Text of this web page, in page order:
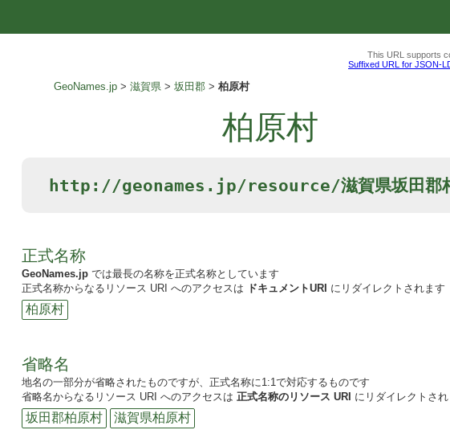
This URL supports
Suffixed URL for JSON-
GeoNames.jp 滋賀県 坂田郡 柏原村
柏原村
http://geonames.jp/resource/滋賀県坂田郡
正式名称
GeoNames.jp では最長の名称を正式名称としています
正式名称からなるリソース URI へのアクセスは ドキュメントURI にリダイレクトされます
柏原村
省略名
地名の一部分が省略されたものですが、正式名称に1:1で対応するものです
省略名からなるリソース URI へのアクセスは 正式名称のリソース URI にリダイレクトさ
坂田郡柏原村 滋賀県柏原村